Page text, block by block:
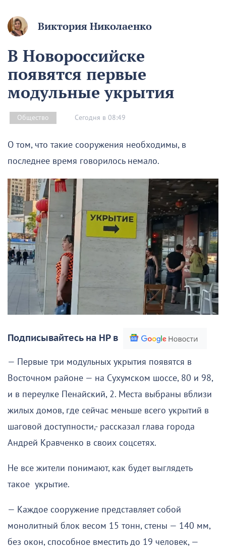
Виктория Николаенко
В Новороссийске
появятся первые
модульные укрытия
Общество Сегодня в 08:49
О том, что такие сооружения необходимы, в
последнее время говорилось немало.
Подписывайтесь на НР в
— Первые три модульных укрытия появятся в
Восточном районе — на Сухумском шоссе, 80 и 98,
и в переулке Пенайский, 2. Места выбраны вблизи
жилых домов, где сейчас меньше всего укрытий в
шаговой доступности,- рассказал глава города
Андрей Кравченко в своих соцсетях.
Не все жители понимают, как будет выглядеть
такое укрытие.
— Каждое сооружение представляет собой
монолитный блок весом 15 тонн, стены — 140 мм,
без окон, способное вместить до 19 человек, —